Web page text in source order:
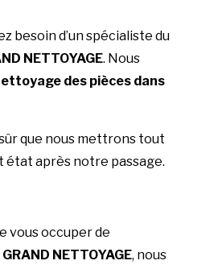
besoin d’un spécialiste du
NETTOYAGE. Nous
des pièces dans
que nous mettrons tout
après notre passage.
vous occuper de
GRAND NETTOYAGE, nous